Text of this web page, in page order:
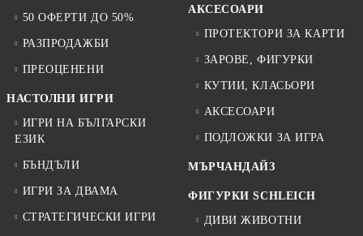
50 ОФЕРТИ ДО 50%
РАЗПРОДАЖБИ
ПРЕОЦЕНЕНИ
НАСТОЛНИ ИГРИ
ИГРИ НА БЪЛГАРСКИ
ЕЗИК
БЪНДЪЛИ
ИГРИ ЗА ДВАМА
СТРАТЕГИЧЕСКИ ИГРИ
АКСЕСОАРИ
ПРОТЕКТОРИ ЗА КАРТИ
ЗАРОВЕ, ФИГУРКИ
КУТИИ, КЛАСЬОРИ
АКСЕСОАРИ
ПОДЛОЖКИ ЗА ИГРА
МЪРЧАНДАЙЗ
ФИГУРКИ SCHLEICH
ДИВИ ЖИВОТНИ